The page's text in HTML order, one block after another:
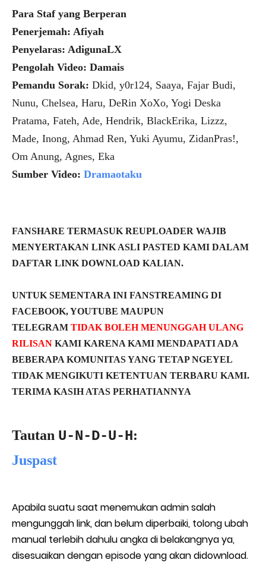
Para Staf yang Berperan
Penerjemah: Afiyah
Penyelaras: AdigunaLX
Pengolah Video: Damais
Pemandu Sorak: Dkid, y0r124, Saaya, Fajar Budi,
Nunu, Chelsea, Haru, DeRin XoXo, Yogi Deska
Pratama, Fateh, Ade, Hendrik, BlackErika, Lizzz,
Made, Inong, Ahmad Ren, Yuki Ayumu, ZidanPras!,
Om Anung, Agnes, Eka
Sumber Video: Dramaotaku
FANSHARE TERMASUK REUPLOADER WAJIB
MENYERTAKAN LINK ASLI PASTED KAMI DALAM
DAFTAR LINK DOWNLOAD KALIAN.
UNTUK SEMENTARA INI FANSTREAMING DI
FACEBOOK, YOUTUBE MAUPUN
TELEGRAM TIDAK BOLEH MENUNGGAH ULANG
RILISAN KAMI KARENA KAMI MENDAPATI ADA
BEBERAPA KOMUNITAS YANG TETAP NGEYEL
TIDAK MENGIKUTI KETENTUAN TERBARU KAMI.
TERIMA KASIH ATAS PERHATIANNYA
Tautan U-N-D-U-H:
Juspast
Apabila suatu saat menemukan admin salah
mengunggah link, dan belum diperbaiki, tolong ubah
manual terlebih dahulu angka di belakangnya ya,
disesuaikan dengan episode yang akan didownload.